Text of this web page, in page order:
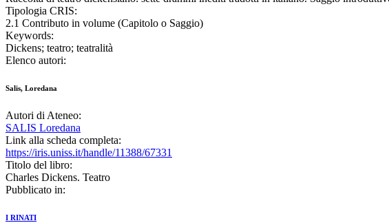
Tipologia CRIS:
2.1 Contributo in volume (Capitolo o Saggio)
Keywords:
Dickens; teatro; teatralità
Elenco autori:
Salis, Loredana
Autori di Ateneo:
SALIS Loredana
Link alla scheda completa:
https://iris.uniss.it/handle/11388/67331
Titolo del libro:
Charles Dickens. Teatro
Pubblicato in:
I RINATI